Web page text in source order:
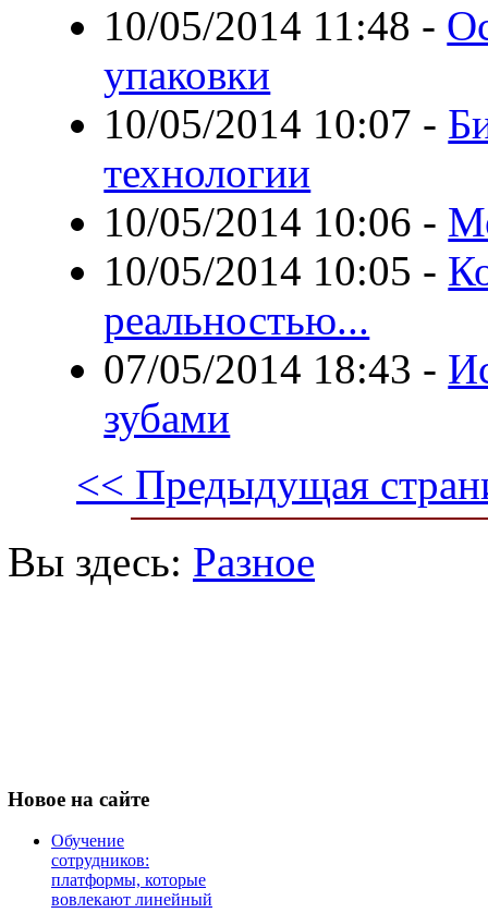
10/05/2014 11:48 -
упаковки
10/05/2014 10:07 -
технологии
10/05/2014 10:06 -
10/05/2014 10:05 -
реальностью...
07/05/2014 18:43 -
зубами
<< Предыдущая
Вы здесь: Разное
Новое на сайте
Обучение
сотрудников:
платформы, которые
вовлекают линейный